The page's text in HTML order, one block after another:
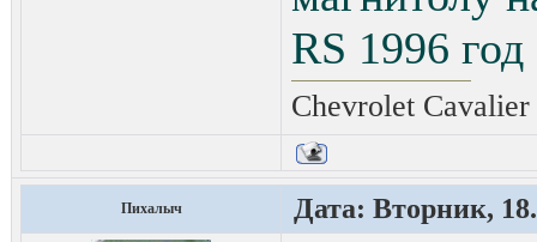
RS 1996
Chevrolet
Пихалыч Дата: Вторник,